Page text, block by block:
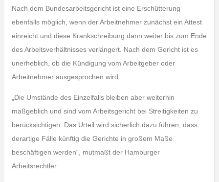
Nach dem Bundesarbeitsgericht ist eine Erschütterung
ebenfalls möglich, wenn der Arbeitnehmer zunächst ein Attest
einreicht und diese Krankschreibung dann weiter bis zum Ende
des Arbeitsverhältnisses verlängert. Nach dem Gericht ist es
unerheblich, ob die Kündigung vom Arbeitgeber oder
Arbeitnehmer ausgesprochen wird.
„Die Umstände des Einzelfalls bleiben aber weiterhin
maßgeblich und sind vom Arbeitsgericht bei Streitigkeiten zu
berücksichtigen. Das Urteil wird sicherlich dazu führen, dass
derartige Fälle künftig die Gerichte in großem Maße
beschäftigen werden“, mutmaßt der Hamburger
Arbeitsrechtler.